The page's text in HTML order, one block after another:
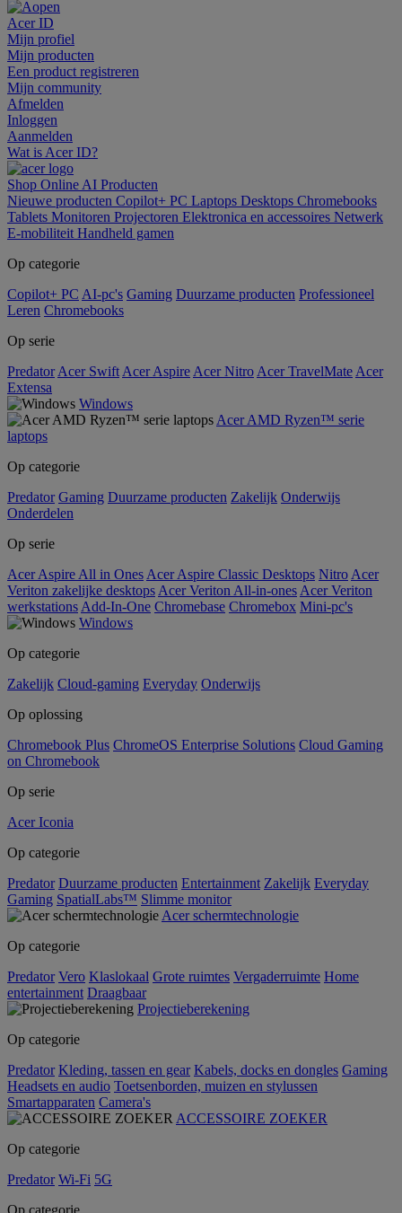
Acer ID
Mijn profiel
Mijn producten
Een product registreren
Mijn community
Afmelden
Inloggen
Aanmelden
Wat is Acer ID?
Shop Online AI Producten
Nieuwe producten Copilot+ PC Laptops Desktops Chromebooks
Tablets Monitoren Projectoren Elektronica en accessoires Netwerk
E-mobiliteit Handheld gamen
Op categorie
Copilot+ PC AI-pc's Gaming Duurzame producten Professioneel
Leren Chromebooks
Op serie
Predator Acer Swift Acer Aspire Acer Nitro Acer TravelMate Acer
Extensa
Windows
Acer AMD Ryzen™ serie
laptops
Op categorie
Predator Gaming Duurzame producten Zakelijk Onderwijs
Onderdelen
Op serie
Acer Aspire All in Ones Acer Aspire Classic Desktops Nitro Acer
Veriton zakelijke desktops Acer Veriton All-in-ones Acer Veriton
werkstations Add-In-One Chromebase Chromebox Mini-pc's
Windows
Op categorie
Zakelijk Cloud-gaming Everyday Onderwijs
Op oplossing
Chromebook Plus ChromeOS Enterprise Solutions Cloud Gaming
on Chromebook
Op serie
Acer Iconia
Op categorie
Predator Duurzame producten Entertainment Zakelijk Everyday
Gaming SpatialLabs™ Slimme monitor
Acer schermtechnologie
Op categorie
Predator Vero Klaslokaal Grote ruimtes Vergaderruimte Home
entertainment Draagbaar
Projectieberekening
Op categorie
Predator Kleding, tassen en gear Kabels, docks en dongles Gaming
Headsets en audio Toetsenborden, muizen en stylussen
Smartapparaten Camera's
ACCESSOIRE ZOEKER
Op categorie
Predator Wi-Fi 5G
Op categorie